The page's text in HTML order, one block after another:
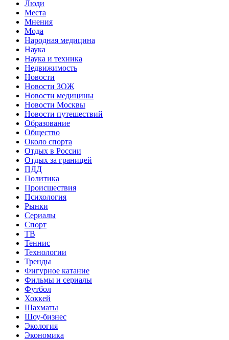
Люди
Места
Мнения
Мода
Народная медицина
Наука
Наука и техника
Недвижимость
Новости
Новости ЗОЖ
Новости медицины
Новости Москвы
Новости путешествий
Образование
Общество
Около спорта
Отдых в России
Отдых за границей
ПДД
Политика
Происшествия
Психология
Рынки
Сериалы
Спорт
ТВ
Теннис
Технологии
Тренды
Фигурное катание
Фильмы и сериалы
Футбол
Хоккей
Шахматы
Шоу-бизнес
Экология
Экономика